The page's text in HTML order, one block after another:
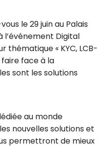
le 29 juin au Palais
Digital
thématique « KYC, LCB-
face à la
sont les solutions
au monde
nouvelles solutions et
permettront de mieux